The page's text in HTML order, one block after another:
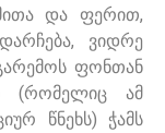
და ფერით,
ვიდრე
ფონთან
(რომელიც ამ
წნეხს) ჭამს